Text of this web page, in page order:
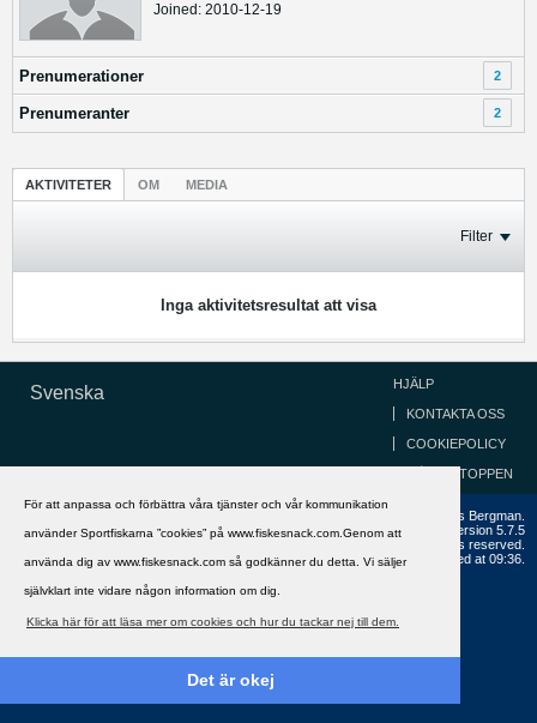
För att anpassa och förbättra våra tjänster och vår kommunikation
använder Sportfiskarna ”cookies” på www.fiskesnack.com.Genom att
använda dig av www.fiskesnack.com så godkänner du detta. Vi säljer
självklart inte vidare någon information om dig.
Klicka här för att läsa mer om cookies och hur du tackar nej till dem.
Det är okej
Joined: 2010-12-19
Prenumerationer 2
Prenumeranter 2
AKTIVITETER OM MEDIA
Filter
Inga aktivitetsresultat att visa
Svenska HJÄLP
KONTAKTA OSS
COOKIEPOLICY
GÅ TILL TOPPEN
Copyright ©2002 - 2021, FiskeSnack.com. Grundad 2002 av Anders Bergman.
Powered byvBulletin®
Version 5.7.5
Copyright © 2026 MH Sub I, LLC dba vBulletin. All rights reserved.
All times are GMT+1. This page was generated at 09:36.